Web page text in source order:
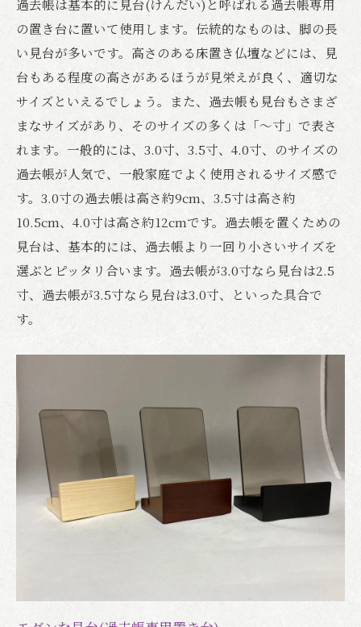
過去帳は基本的に見台(けんだい)と呼ばれる過去帳専用
の置き台に置いて使用します。伝統的なものは、脚の長
い見台が多いです。高さのある床置き仏壇などには、見
台もある程度の高さがあるほうが見栄えが良く、適切な
サイズといえるでしょう。また、過去帳も見台もさまざ
まなサイズがあり、そのサイズの多くは「～寸」で表さ
れます。一般的には、3.0寸、3.5寸、4.0寸、のサイズの
過去帳が人気で、一般家庭でよく使用されるサイズ感で
す。3.0寸の過去帳は高さ約9cm、3.5寸は高さ約
10.5cm、4.0寸は高さ約12cmです。過去帳を置くための
見台は、基本的には、過去帳より一回り小さいサイズを
選ぶとピッタリ合います。過去帳が3.0寸なら見台は2.5
寸、過去帳が3.5寸なら見台は3.0寸、といった具合で
す。